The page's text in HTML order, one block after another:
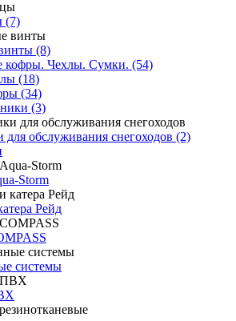
(7)
(8)
кофры. Чехлы. Сумки. (54)
(18)
(34)
(3)
для обслуживания снегоходов (2)
Storm
Рейд
системы